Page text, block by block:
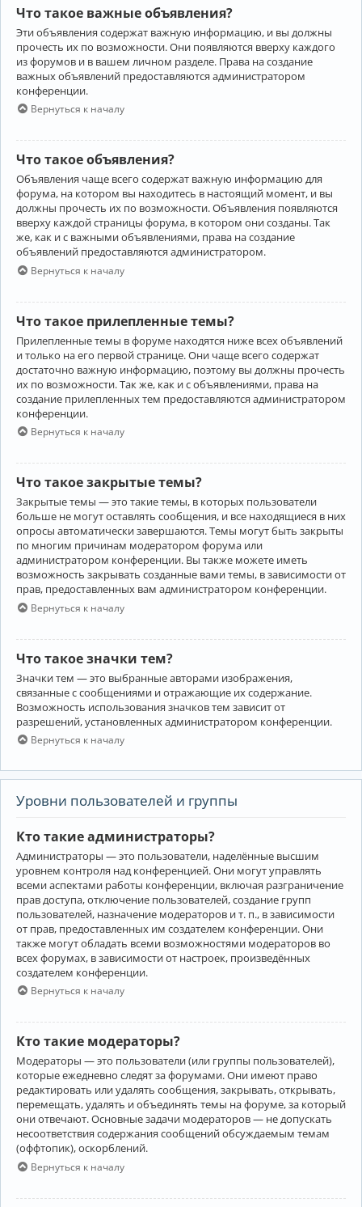
Что такое важные объявления?
Эти объявления содержат важную информацию, и вы должны
прочесть их по возможности. Они появляются вверху каждого
из форумов и в вашем личном разделе. Права на создание
важных объявлений предоставляются администратором
конференции.
Вернуться к началу
Что такое объявления?
Объявления чаще всего содержат важную информацию для
форума, на котором вы находитесь в настоящий момент, и вы
должны прочесть их по возможности. Объявления появляются
вверху каждой страницы форума, в котором они созданы. Так
же, как и с важными объявлениями, права на создание
объявлений предоставляются администратором.
Вернуться к началу
Что такое прилепленные темы?
Прилепленные темы в форуме находятся ниже всех объявлений
и только на его первой странице. Они чаще всего содержат
достаточно важную информацию, поэтому вы должны прочесть
их по возможности. Так же, как и с объявлениями, права на
создание прилепленных тем предоставляются администратором
конференции.
Вернуться к началу
Что такое закрытые темы?
Закрытые темы — это такие темы, в которых пользователи
больше не могут оставлять сообщения, и все находящиеся в них
опросы автоматически завершаются. Темы могут быть закрыты
по многим причинам модератором форума или
администратором конференции. Вы также можете иметь
возможность закрывать созданные вами темы, в зависимости от
прав, предоставленных вам администратором конференции.
Вернуться к началу
Что такое значки тем?
Значки тем — это выбранные авторами изображения,
связанные с сообщениями и отражающие их содержание.
Возможность использования значков тем зависит от
разрешений, установленных администратором конференции.
Вернуться к началу
Уровни пользователей и группы
Кто такие администраторы?
Администраторы — это пользователи, наделённые высшим
уровнем контроля над конференцией. Они могут управлять
всеми аспектами работы конференции, включая разграничение
прав доступа, отключение пользователей, создание групп
пользователей, назначение модераторов и т. п., в зависимости
от прав, предоставленных им создателем конференции. Они
также могут обладать всеми возможностями модераторов во
всех форумах, в зависимости от настроек, произведённых
создателем конференции.
Вернуться к началу
Кто такие модераторы?
Модераторы — это пользователи (или группы пользователей),
которые ежедневно следят за форумами. Они имеют право
редактировать или удалять сообщения, закрывать, открывать,
перемещать, удалять и объединять темы на форуме, за который
они отвечают. Основные задачи модераторов — не допускать
несоответствия содержания сообщений обсуждаемым темам
(оффтопик), оскорблений.
Вернуться к началу